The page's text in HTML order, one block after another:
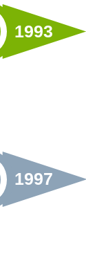
1993
1997